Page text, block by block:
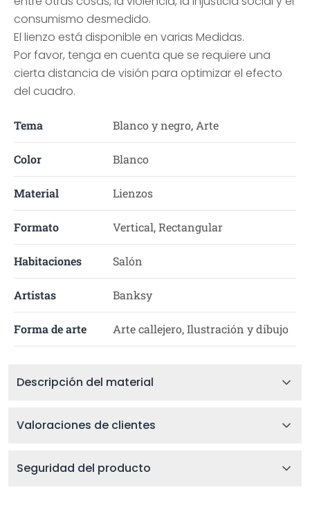
consumismo desmedido.
El lienzo está disponible en varias Medidas.
Por favor, tenga en cuenta que se requiere una
cierta distancia de visión para optimizar el efecto
del cuadro.
Tema Blanco y negro, Arte
Color Blanco
Material Lienzos
Formato Vertical, Rectangular
Habitaciones Salón
Artistas Banksy
Forma de arte Arte callejero, Ilustración y dibujo
Descripción del material
Valoraciones de clientes
Seguridad del producto